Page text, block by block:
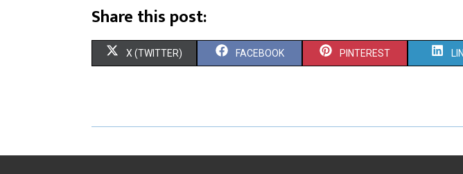
Share this post:
X (TWITTER) FACEBOOK PINTEREST